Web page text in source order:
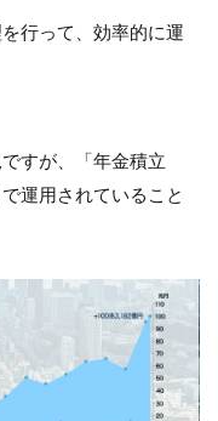
行って、効率的に運
すが、「年金積立
運用されていること